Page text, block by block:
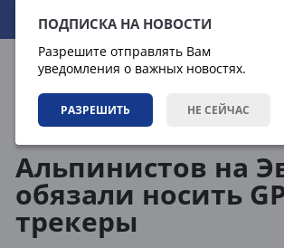
ПОДПИСКА НА НОВОСТИ
Разрешите отправлять Вам
уведомления о важных новостях.
РАЗРЕШИТЬ НЕ СЕЙЧАС
06.08.2026 14:50:42
Альпинистов на
обязали носить
трекеры